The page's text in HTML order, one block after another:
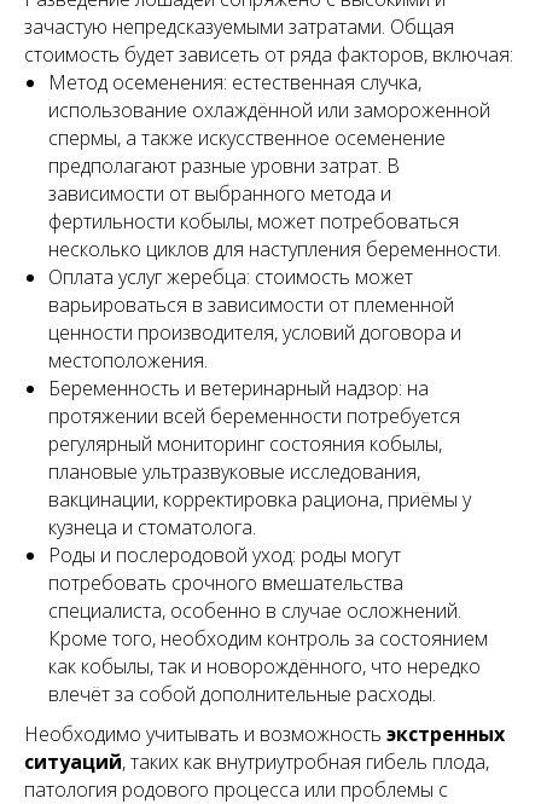
зачастую непредсказуемыми затратами. Общая
стоимость будет зависеть от ряда факторов, включая:
Метод осеменения: естественная случка,
использование охлаждённой или замороженной
спермы, а также искусственное осеменение
предполагают разные уровни затрат. В
зависимости от выбранного метода и
фертильности кобылы, может потребоваться
несколько циклов для наступления беременности.
Оплата услуг жеребца: стоимость может
варьироваться в зависимости от племенной
ценности производителя, условий договора и
местоположения.
Беременность и ветеринарный надзор: на
протяжении всей беременности потребуется
регулярный мониторинг состояния кобылы,
плановые ультразвуковые исследования,
вакцинации, корректировка рациона, приёмы у
кузнеца и стоматолога.
Роды и послеродовой уход: роды могут
потребовать срочного вмешательства
специалиста, особенно в случае осложнений.
Кроме того, необходим контроль за состоянием
как кобылы, так и новорождённого, что нередко
влечёт за собой дополнительные расходы.
Необходимо учитывать и возможность экстренных
ситуаций, таких как внутриутробная гибель плода,
патология родового процесса или проблемы с